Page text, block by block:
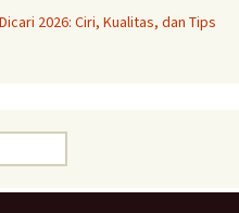
2026: Ciri, Kualitas, dan Tips